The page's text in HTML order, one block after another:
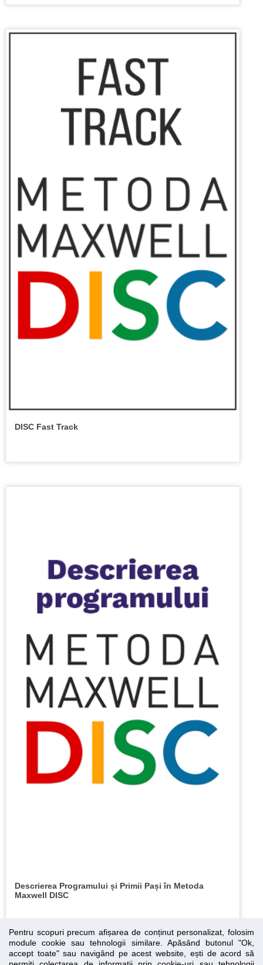
DISC Fast Track
Descrierea Programului și Primii Pași în Metoda
Maxwell DISC
Essential SSL
Pentru scopuri precum afișarea de conținut personalizat, folosim
module cookie sau tehnologii similare. Apăsând butonul "Ok,
accept toate" sau navigând pe acest website, ești de acord să